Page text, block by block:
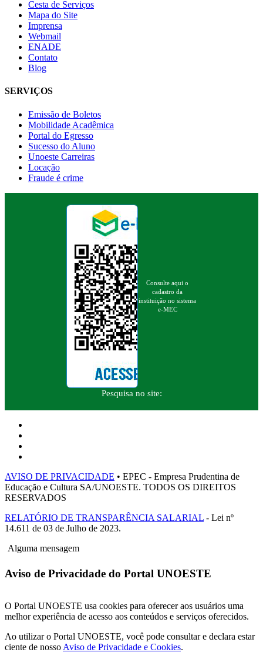
Cesta de Serviços
Mapa do Site
Imprensa
Webmail
ENADE
Contato
Blog
SERVIÇOS
Emissão de Boletos
Mobilidade Acadêmica
Portal do Egresso
Sucesso do Aluno
Unoeste Carreiras
Locação
Fraude é crime
Consulte aqui o
cadastro da
instituição no sistema
e-MEC
Pesquisa no site:
AVISO DE PRIVACIDADE • EPEC - Empresa Prudentina de
Educação e Cultura SA/UNOESTE. TODOS OS DIREITOS
RESERVADOS
RELATÓRIO DE TRANSPARÊNCIA SALARIAL - Lei nº
14.611 de 03 de Julho de 2023.
Alguma mensagem
Aviso de Privacidade do Portal UNOESTE
O Portal UNOESTE usa cookies para oferecer aos usuários uma
melhor experiência de acesso aos conteúdos e serviços oferecidos.
Ao utilizar o Portal UNOESTE, você pode consultar e declara estar
ciente de nosso Aviso de Privacidade e Cookies.